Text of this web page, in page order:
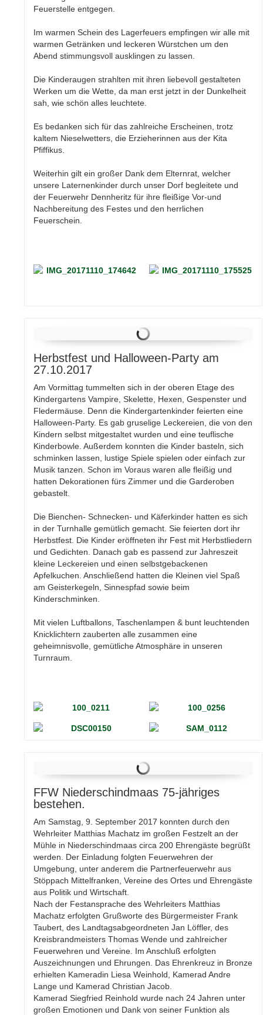
Feuerstelle entgegen.
Im warmen Schein des Lagerfeuers empfingen wir alle mit
warmen Getränken und leckeren Würstchen um den
Abend stimmungsvoll ausklingen zu lassen.
Die Kinderaugen strahlten mit ihren liebevoll gestalteten
Werken um die Wette, da man erst jetzt in der Dunkelheit
sah, wie schön alles leuchtete.
Es bedanken sich für das zahlreiche Erscheinen, trotz
kaltem Nieselwetters, die Erzieherinnen aus der Kita
Pfiffikus.
Weiterhin gilt ein großer Dank dem Elternrat, welcher
unsere Laternenkinder durch unser Dorf begleitete und
der Feuerwehr Dennheritz für ihre fleißige Vor-und
Nachbereitung des Festes und den herrlichen
Feuerschein.
Herbstfest und Halloween-Party am
27.10.2017
Am Vormittag tummelten sich in der oberen Etage des
Kindergartens Vampire, Skelette, Hexen, Gespenster und
Fledermäuse. Denn die Kindergartenkinder feierten eine
Halloween-Party. Es gab gruselige Leckereien, die von den
Kindern selbst mitgestaltet wurden und eine teuflische
Kinderbowle. Außerdem konnten die Kinder basteln, sich
schminken lassen, lustige Spiele spielen oder einfach zur
Musik tanzen. Schon im Voraus waren alle fleißig und
hatten Dekorationen fürs Zimmer und die Garderoben
gebastelt.
Die Bienchen- Schnecken- und Käferkinder hatten es sich
in der Turnhalle gemütlich gemacht. Sie feierten dort ihr
Herbstfest. Die Kinder eröffneten ihr Fest mit Herbstliedern
und Gedichten. Danach gab es passend zur Jahreszeit
kleine Leckereien und einen selbstgebackenen
Apfelkuchen. Anschließend hatten die Kleinen viel Spaß
am Geisterkegeln, Sinnespfad sowie beim
Kinderschminken.
Mit vielen Luftballons, Taschenlampen & bunt leuchtenden
Knicklichtern zauberten alle zusammen eine
geheimnisvolle, gemütliche Atmosphäre in unseren
Turnraum.
FFW Niederschindmaas 75-jähriges
bestehen.
Am Samstag, 9. September 2017 konnten durch den
Wehrleiter Matthias Machatz im großen Festzelt an der
Mühle in Niederschindmaas circa 200 Ehrengäste begrüßt
werden. Der Einladung folgten Feuerwehren der
Umgebung, unter anderem die Partnerfeuerwehr aus
Stöppach Mittelfranken, Vereine des Ortes und Ehrengäste
aus Politik und Wirtschaft.
Nach der Festansprache des Wehrleiters Matthias
Machatz erfolgten Grußworte des Bürgermeister Frank
Taubert, des Landtagsabgeordneten Jan Löffler, des
Kreisbrandmeisters Thomas Wende und zahlreicher
Feuerwehren und Vereine. Im Anschluß erfolgten
Auszeichnungen und Ehrungen. Das Ehrenkreuz in Bronze
erhielten Kameradin Liesa Weinhold, Kamerad Andre
Lange und Kamerad Christian Jacob.
Kamerad Siegfried Reinhold wurde nach 24 Jahren unter
großen Emotionen und Dank von seiner Funktion als